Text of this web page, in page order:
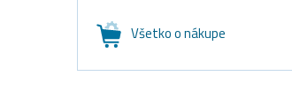
Všetko o nákupe